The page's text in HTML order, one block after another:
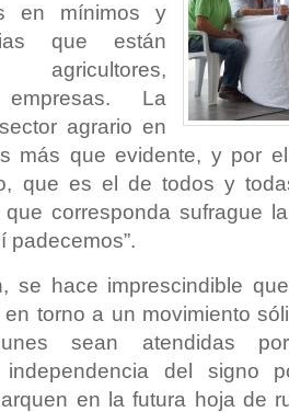
en mínimos y
que están
La
agrario en
más que evidente, y por
que es el de todos y
corresponda sufrague
padecemos”.
se hace imprescindible
torno a un movimiento
sean atendidas
independencia del signo
en la futura hoja de